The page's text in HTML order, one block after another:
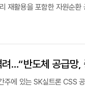
재활용을 포함한 자원순환
…“반도체 공급망,
에 있는 SK실트론 CSS